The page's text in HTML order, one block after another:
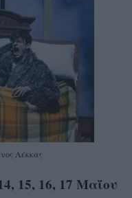
Λέκκας
15, 16, 17 Μαΐου